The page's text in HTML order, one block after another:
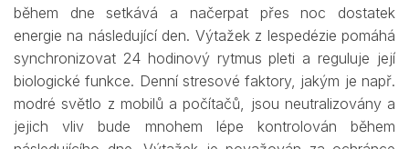
během dne setkává a načerpat přes noc dostatek
energie na následující den. Výtažek z lespedézie pomáhá
synchronizovat 24 hodinový rytmus pleti a reguluje její
biologické funkce. Denní stresové faktory, jakým je např.
modré světlo z mobilů a počítačů, jsou neutralizovány a
jejich vliv bude mnohem lépe kontrolován během